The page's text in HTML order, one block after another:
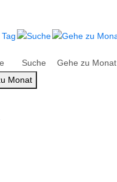
Suche
Gehe zu Monat
Monat